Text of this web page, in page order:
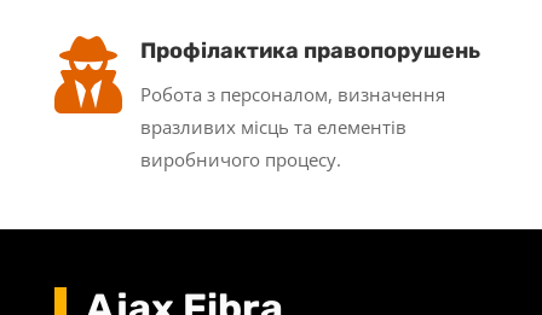
 Профілактика правопорушень
Робота з персоналом, визначення
вразливих місць та елементів
виробничого процесу.